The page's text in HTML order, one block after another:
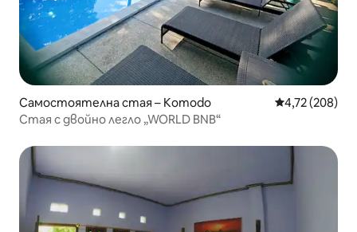
Самостоятелна стая – Komodo Средна
4,72 (208)
Стая с двойно легло „WORLD BNB“